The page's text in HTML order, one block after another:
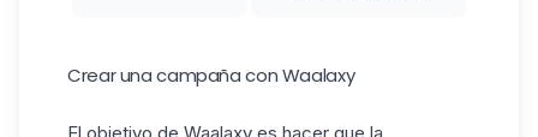
Crear una campaña con Waalaxy